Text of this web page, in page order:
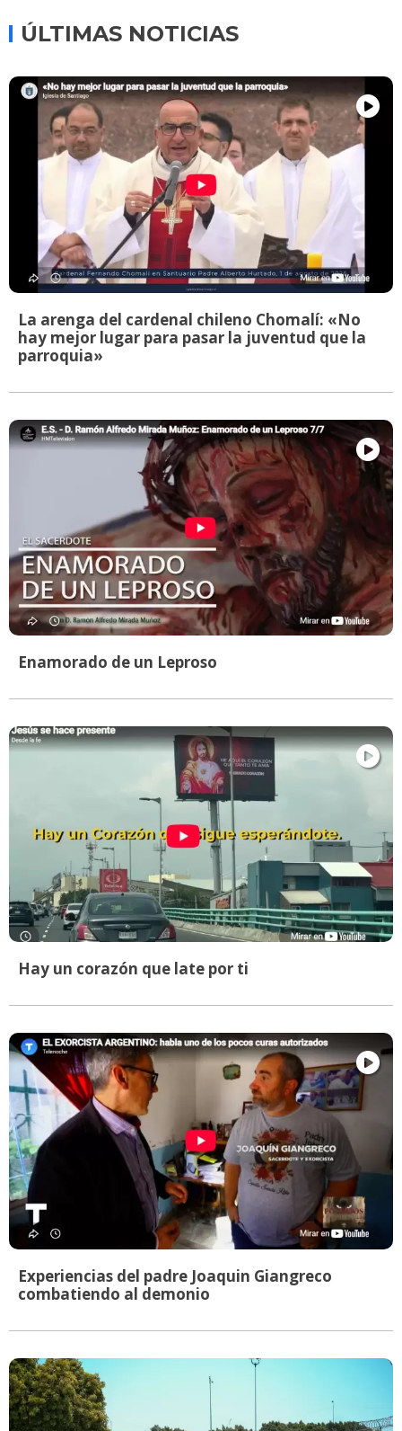
ÚLTIMAS NOTICIAS
La arenga del cardenal chileno Chomalí: «No
hay mejor lugar para pasar la juventud que la
parroquia»
Enamorado de un Leproso
Hay un corazón que late por ti
Experiencias del padre Joaquin Giangreco
combatiendo al demonio